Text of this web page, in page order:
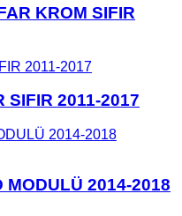
KROM SIFIR
SIFIR 2011-2017
MODULÜ 2014-2018